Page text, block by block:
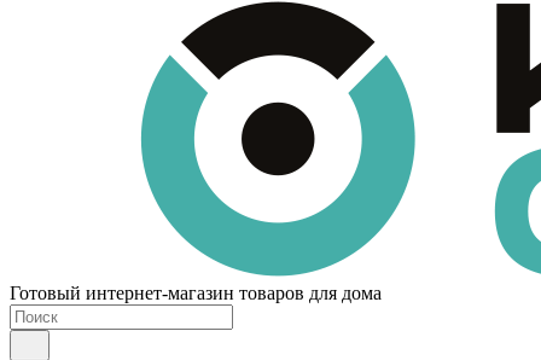
Готовый интернет-магазин товаров для дома